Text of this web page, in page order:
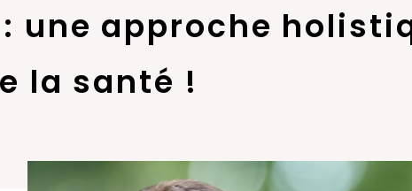
une approche
la santé !